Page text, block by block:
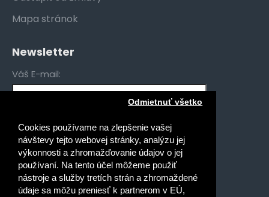
Cookies používame na zlepšenie vašej
návštevy tejto webovej stránky, analýzu jej
výkonnosti a zhromažďovanie údajov o jej
používaní. Na tento účel môžeme použiť
nástroje a služby tretích strán a zhromaždené
údaje sa môžu preniesť k partnerom v EÚ,
Odmietnuť všetko
Mapa stránok
Newsletter
Váš E-mail:
Gymnáziá
Stredné odborné školy
Špeciálne základné školy
Základné školy